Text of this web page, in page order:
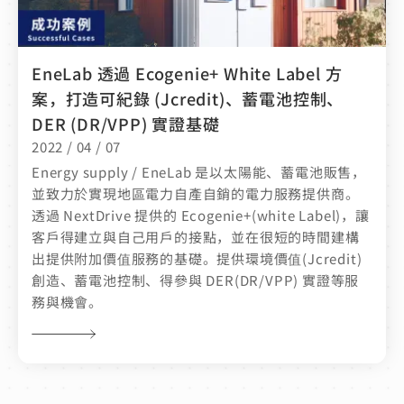
EneLab 透過 Ecogenie+ White Label 方
案，打造可紀錄 (Jcredit)、蓄電池控制、
DER (DR/VPP) 實證基礎
2022 / 04 / 07
Energy supply / EneLab 是以太陽能、蓄電池販售，
並致力於實現地區電力自產自銷的電力服務提供商。
透過 NextDrive 提供的 Ecogenie+(white Label)，讓
客戶得建立與自己用戶的接點，並在很短的時間建構
出提供附加價值服務的基礎。提供環境價值(Jcredit)
創造、蓄電池控制、得參與 DER(DR/VPP) 實證等服
務與機會。